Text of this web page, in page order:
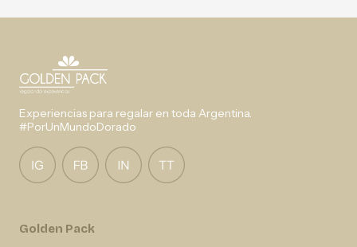
Experiencias para regalar en toda Argentina.
#PorUnMundoDorado
Golden Pack